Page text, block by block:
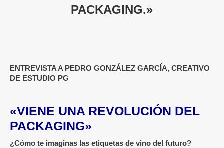
PACKAGING.»
ENTREVISTA A PEDRO GONZÁLEZ GARCÍA, CREATIVO
DE ESTUDIO PG
«VIENE UNA REVOLUCIÓN DEL
PACKAGING»
¿Cómo te imaginas las etiquetas de vino del futuro?